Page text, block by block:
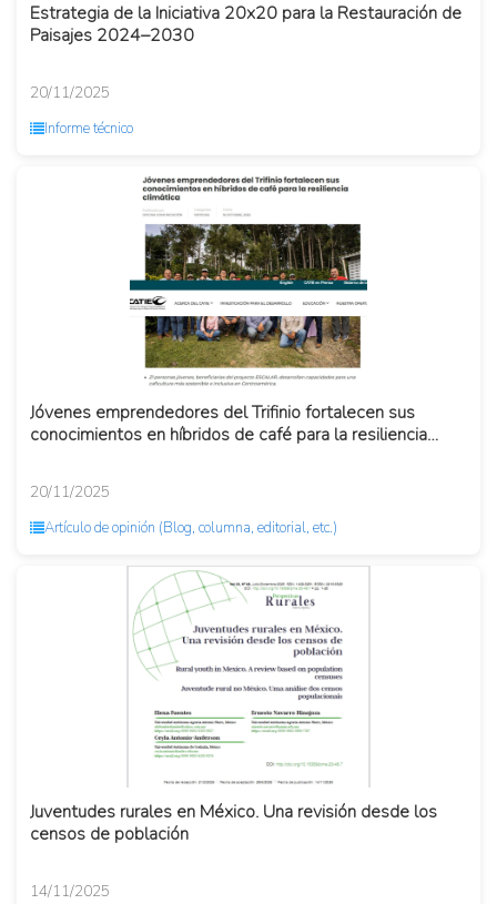
Estrategia de la Iniciativa 20x20 para la Restauración de
Paisajes 2024–2030
20/11/2025
Informe técnico
Jóvenes emprendedores del Trifinio fortalecen sus
conocimientos en híbridos de café para la resiliencia
20/11/2025
Artículo de opinión (Blog, columna, editorial, etc.)
Juventudes rurales en México. Una revisión desde los
censos de población
14/11/2025